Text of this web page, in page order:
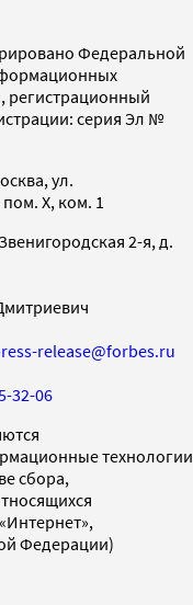
Федеральной
регистрационный
серия Эл №
ул.
X, ком. 1
2-я, д.
release@forbes.ru
32-06
технологии
сбора,
Федерации)